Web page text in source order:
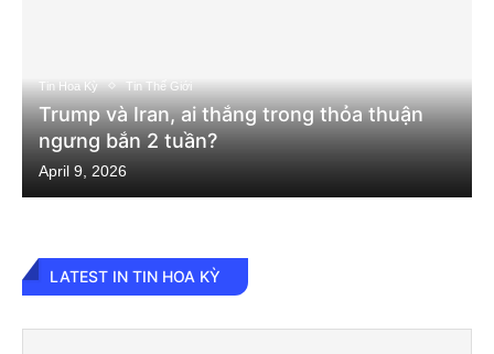
Tin Hoa Kỳ Tin Thế Giới
Trump và Iran, ai thắng trong thỏa thuận
ngưng bắn 2 tuần?
April 9, 2026
LATEST IN TIN HOA KỲ